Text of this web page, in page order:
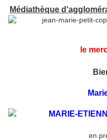
Médiathèque
le
en